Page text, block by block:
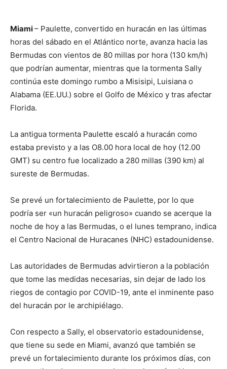
Miami– Paulette, convertido en huracán en las últimas
horas del sábado en el Atlántico norte, avanza hacia las
Bermudas con vientos de 80 millas por hora (130 km/h)
que podrían aumentar, mientras que la tormenta Sally
continúa este domingo rumbo a Misisipi, Luisiana o
Alabama (EE.UU.) sobre el Golfo de México y tras afectar
Florida.
La antigua tormenta Paulette escaló a huracán como
estaba previsto y a las O8.00 hora local de hoy (12.00
GMT) su centro fue localizado a 280 millas (390 km) al
sureste de Bermudas.
Se prevé un fortalecimiento de Paulette, por lo que
podría ser «un huracán peligroso» cuando se acerque la
noche de hoy a las Bermudas, o el lunes temprano, indica
el Centro Nacional de Huracanes (NHC) estadounidense.
Las autoridades de Bermudas advirtieron a la población
que tome las medidas necesarias, sin dejar de lado los
riegos de contagio por COVID-19, ante el inminente paso
del huracán por le archipiélago.
Con respecto a Sally, el observatorio estadounidense,
que tiene su sede en Miami, avanzó que también se
prevé un fortalecimiento durante los próximos días, con